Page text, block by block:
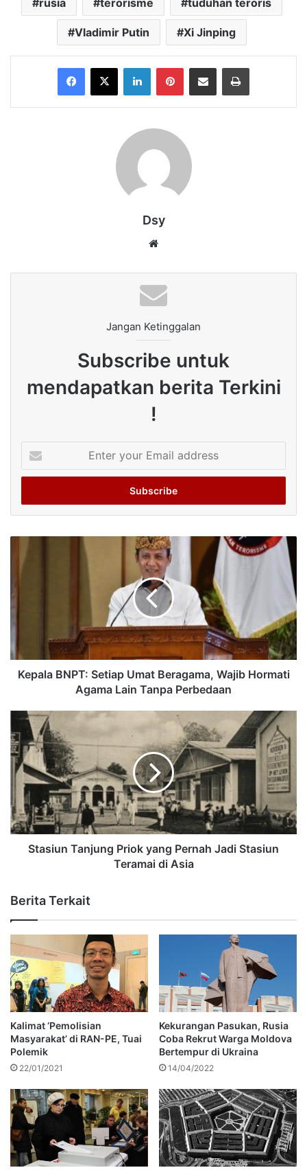
Vladimir Putin Xi Jinping
Facebook
X LinkedInPinterestShare via Email Print
Dsy
Jangan Ketinggalan
Subscribe untuk
mendapatkan berita Terkini
!
your
Email
Kepala BNPT: Setiap Umat Beragama, Wajib Hormati
Agama Lain Tanpa Perbedaan
Stasiun Tanjung Priok yang Pernah Jadi Stasiun
Teramai di Asia
Berita Terkait
Kalimat ‘Pemolisian
Masyarakat’ di RAN-PE, Tuai
Polemik
22/01/2021
Kekurangan Pasukan, Rusia
Coba Rekrut Warga Moldova
Bertempur di Ukraina
14/04/2022